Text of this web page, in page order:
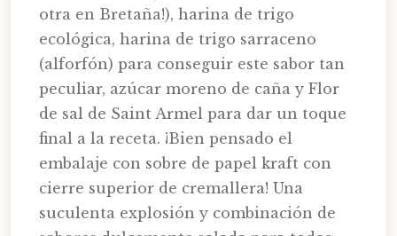
otra en Bretaña!), harina de trigo
ecológica, harina de trigo sarraceno
(alforfón) para conseguir este sabor tan
peculiar, azúcar moreno de caña y Flor
de sal de Saint Armel para dar un toque
final a la receta. ¡Bien pensado el
embalaje con sobre de papel kraft con
cierre superior de cremallera! Una
suculenta explosión y combinación de